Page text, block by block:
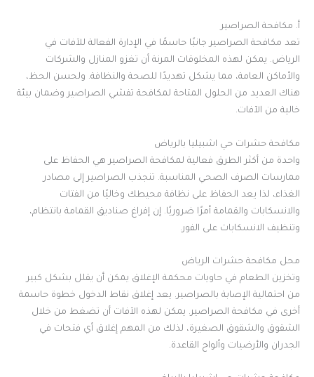
أ. مكافحة الصراصير
تعد مكافحة الصراصير جانبًا حاسمًا في الإدارة الفعالة للآفات في
الرياض. يمكن لهذه المخلوقات المرنة أن تغزو المنازل والشركات
والأماكن العامة، مما يشكل تهديدًا للصحة والنظافة. ولحسن الحظ،
هناك العديد من الحلول المتاحة لمكافحة تفشي الصراصير وضمان بيئة
خالية من الآفات.
مكافحة حشرات حي اشبيليا بالرياض
واحدة من أكثر الطرق فعالية لمكافحة الصراصير هي الحفاظ على
ممارسات الصرف الصحي المناسبة. تنجذب الصراصير إلى مصادر
الغذاء، لذا يعد الحفاظ على نظافة محيطك وخاليًا من الفتات
والانسكابات والقمامة أمرًا ضروريًا. إن إفراغ صناديق القمامة بانتظام،
وتنظيف الانسكابات على الفور .
محل مكافحة حشرات الرياض
وتخزين الطعام في حاويات محكمة الإغلاق يمكن أن يقلل بشكل كبير
من احتمالية الإصابة بالصراصير. يعد إغلاق نقاط الدخول خطوة حاسمة
أخرى في مكافحة الصراصير. يمكن لهذه الآفات أن تضغط من خلال
الشقوق والشقوق الصغيرة، لذلك من المهم إغلاق أي فتحات في
الجدران والأرضيات وألواح القاعدة.